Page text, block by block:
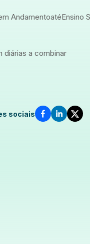
AndamentoatéEnsino
diárias a combinar
sociais